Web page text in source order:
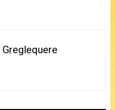
Greglequere